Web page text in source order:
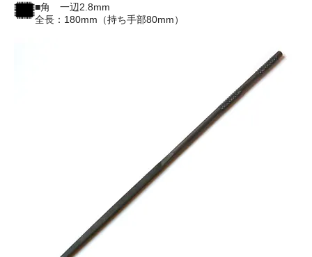
■角 一辺2.8mm
全長：180mm（持ち手部80mm）